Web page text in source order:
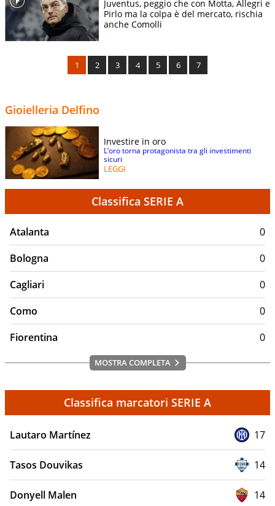
Juventus, peggio che con Motta, Allegri e
Pirlo ma la colpa è del mercato, rischia
anche Comolli
1 2 3 4 5 6 7
Gioielleria Delfino
Investire in oro
L’oro torna protagonista tra gli investimenti
sicuri
LEGGI
Classifica SERIE A
Atalanta
0
Bologna
0
Cagliari
0
Como
0
Fiorentina
0
MOSTRA COMPLETA
Classifica marcatori SERIE A
Lautaro Martínez 17
Tasos Douvikas 14
Donyell Malen 14